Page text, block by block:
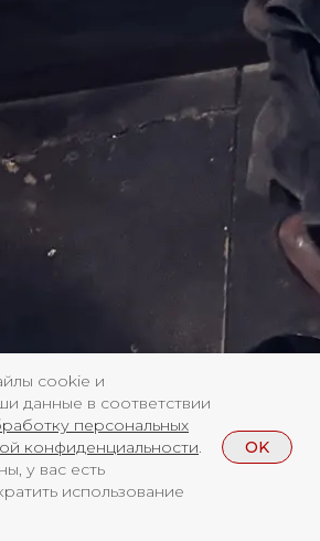
cookie и
данные в соответствии
персональных
конфиденциальности.
у вас есть
использование
OK